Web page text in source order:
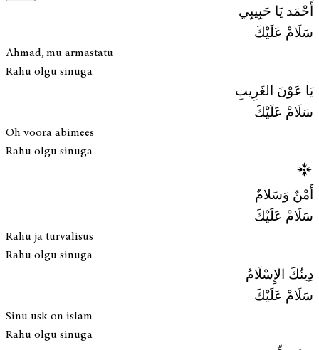
أَحْمَد يَا حَبِيبِي
سَلَامْ عَلَيْكَ
Ahmad, mu armastatu
Rahu olgu sinuga
يَا عَوْنَ الغَرِيبِ
سَلَامْ عَلَيْكَ
Oh võõra abimees
Rahu olgu sinuga
أَمْنٌ وَسَلامٌ
سَلَامْ عَلَيْكَ
Rahu ja turvalisus
Rahu olgu sinuga
دِينُكَ الإِسْلَامُ
سَلَامْ عَلَيْكَ
Sinu usk on islam
Rahu olgu sinuga